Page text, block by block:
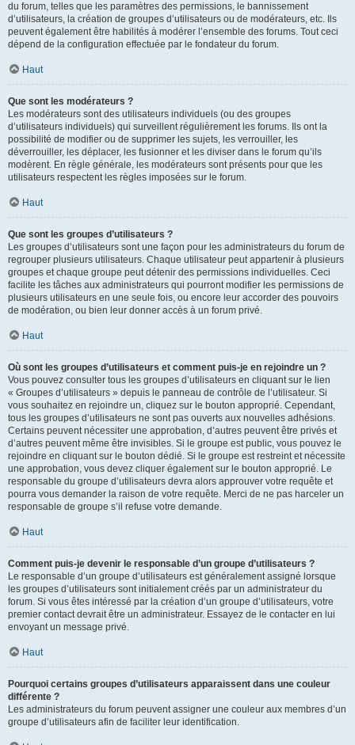
du forum, telles que les paramètres des permissions, le bannissement
d’utilisateurs, la création de groupes d’utilisateurs ou de modérateurs, etc. Ils
peuvent également être habilités à modérer l’ensemble des forums. Tout ceci
dépend de la configuration effectuée par le fondateur du forum.
Haut
Que sont les modérateurs ?
Les modérateurs sont des utilisateurs individuels (ou des groupes
d’utilisateurs individuels) qui surveillent régulièrement les forums. Ils ont la
possibilité de modifier ou de supprimer les sujets, les verrouiller, les
déverrouiller, les déplacer, les fusionner et les diviser dans le forum qu’ils
modèrent. En règle générale, les modérateurs sont présents pour que les
utilisateurs respectent les règles imposées sur le forum.
Haut
Que sont les groupes d’utilisateurs ?
Les groupes d’utilisateurs sont une façon pour les administrateurs du forum de
regrouper plusieurs utilisateurs. Chaque utilisateur peut appartenir à plusieurs
groupes et chaque groupe peut détenir des permissions individuelles. Ceci
facilite les tâches aux administrateurs qui pourront modifier les permissions de
plusieurs utilisateurs en une seule fois, ou encore leur accorder des pouvoirs
de modération, ou bien leur donner accès à un forum privé.
Haut
Où sont les groupes d’utilisateurs et comment puis-je en rejoindre un ?
Vous pouvez consulter tous les groupes d’utilisateurs en cliquant sur le lien
« Groupes d’utilisateurs » depuis le panneau de contrôle de l’utilisateur. Si
vous souhaitez en rejoindre un, cliquez sur le bouton approprié. Cependant,
tous les groupes d’utilisateurs ne sont pas ouverts aux nouvelles adhésions.
Certains peuvent nécessiter une approbation, d’autres peuvent être privés et
d’autres peuvent même être invisibles. Si le groupe est public, vous pouvez le
rejoindre en cliquant sur le bouton dédié. Si le groupe est restreint et nécessite
une approbation, vous devez cliquer également sur le bouton approprié. Le
responsable du groupe d’utilisateurs devra alors approuver votre requête et
pourra vous demander la raison de votre requête. Merci de ne pas harceler un
responsable de groupe s’il refuse votre demande.
Haut
Comment puis-je devenir le responsable d’un groupe d’utilisateurs ?
Le responsable d’un groupe d’utilisateurs est généralement assigné lorsque
les groupes d’utilisateurs sont initialement créés par un administrateur du
forum. Si vous êtes intéressé par la création d’un groupe d’utilisateurs, votre
premier contact devrait être un administrateur. Essayez de le contacter en lui
envoyant un message privé.
Haut
Pourquoi certains groupes d’utilisateurs apparaissent dans une couleur
différente ?
Les administrateurs du forum peuvent assigner une couleur aux membres d’un
groupe d’utilisateurs afin de faciliter leur identification.